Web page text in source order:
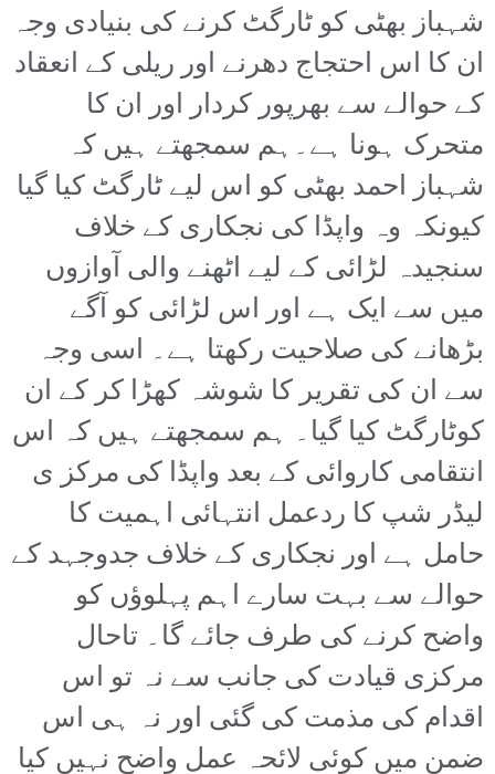
شہباز بھٹی کو ٹارگٹ کرنے کی بنیادی وجہ
ان کا اس احتجاج دھرنے اور ریلی کے انعقاد
کے حوالے سے بھرپور کردار اور ان کا
متحرک ہونا ہے۔ہم سمجھتے ہیں کہ
شہباز احمد بھٹی کو اس لیے ٹارگٹ کیا گیا
کیونکہ وہ واپڈا کی نجکاری کے خلاف
سنجیدہ لڑائی کے لیے اٹھنے والی آوازوں
میں سے ایک ہے اور اس لڑائی کو آگے
بڑھانے کی صلاحیت رکھتا ہے۔ اسی وجہ
سے ان کی تقریر کا شوشہ کھڑا کر کے ان
کوٹارگٹ کیا گیا۔ ہم سمجھتے ہیں کہ اس
انتقامی کاروائی کے بعد واپڈا کی مرکز ی
لیڈر شپ کا ردعمل انتہائی اہمیت کا
حامل ہے اور نجکاری کے خلاف جدوجہد کے
حوالے سے بہت سارے اہم پہلوؤں کو
واضح کرنے کی طرف جائے گا۔ تاحال
مرکزی قیادت کی جانب سے نہ تو اس
اقدام کی مذمت کی گئی اور نہ ہی اس
ضمن میں کوئی لائحہ عمل واضح نہیں کیا